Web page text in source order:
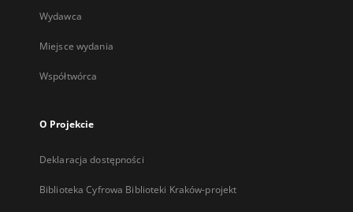
Wydawca
Miejsce wydania
Współtwórca
O Projekcie
Deklaracja dostępności
Biblioteka Cyfrowa Biblioteki Kraków-projekt